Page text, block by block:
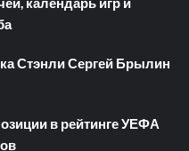
Стэнли Сергей Брылин
в рейтинге УЕФА